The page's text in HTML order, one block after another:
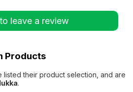
leave a review
Products
listed their product selection, and are
.